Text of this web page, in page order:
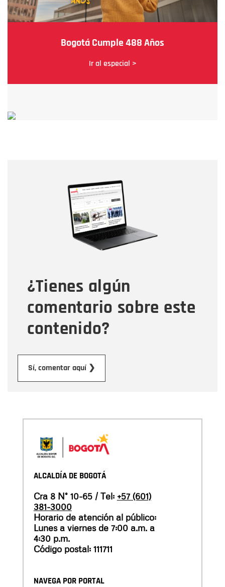
Bogotá Cumple 488 Años
Ir al especial >
¿Tienes algún
comentario sobre este
contenido?
Sí, comentar aquí ❯
Correo electrónico
Tipo de comentario
Mensaje
ALCALDÍA DE BOGOTÁ
Cra 8 N° 10-65 / Tel: +57 (601)
381-3000
Horario de atención al público:
Lunes a viernes de 7:00 a.m. a
4:30 p.m.
Código postal: 111711
NAVEGA POR PORTAL